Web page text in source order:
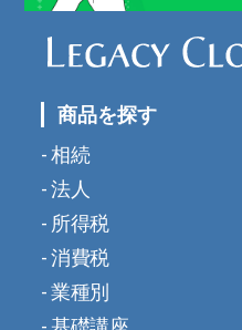
商品を探す
相続
法人
所得税
消費税
業種別